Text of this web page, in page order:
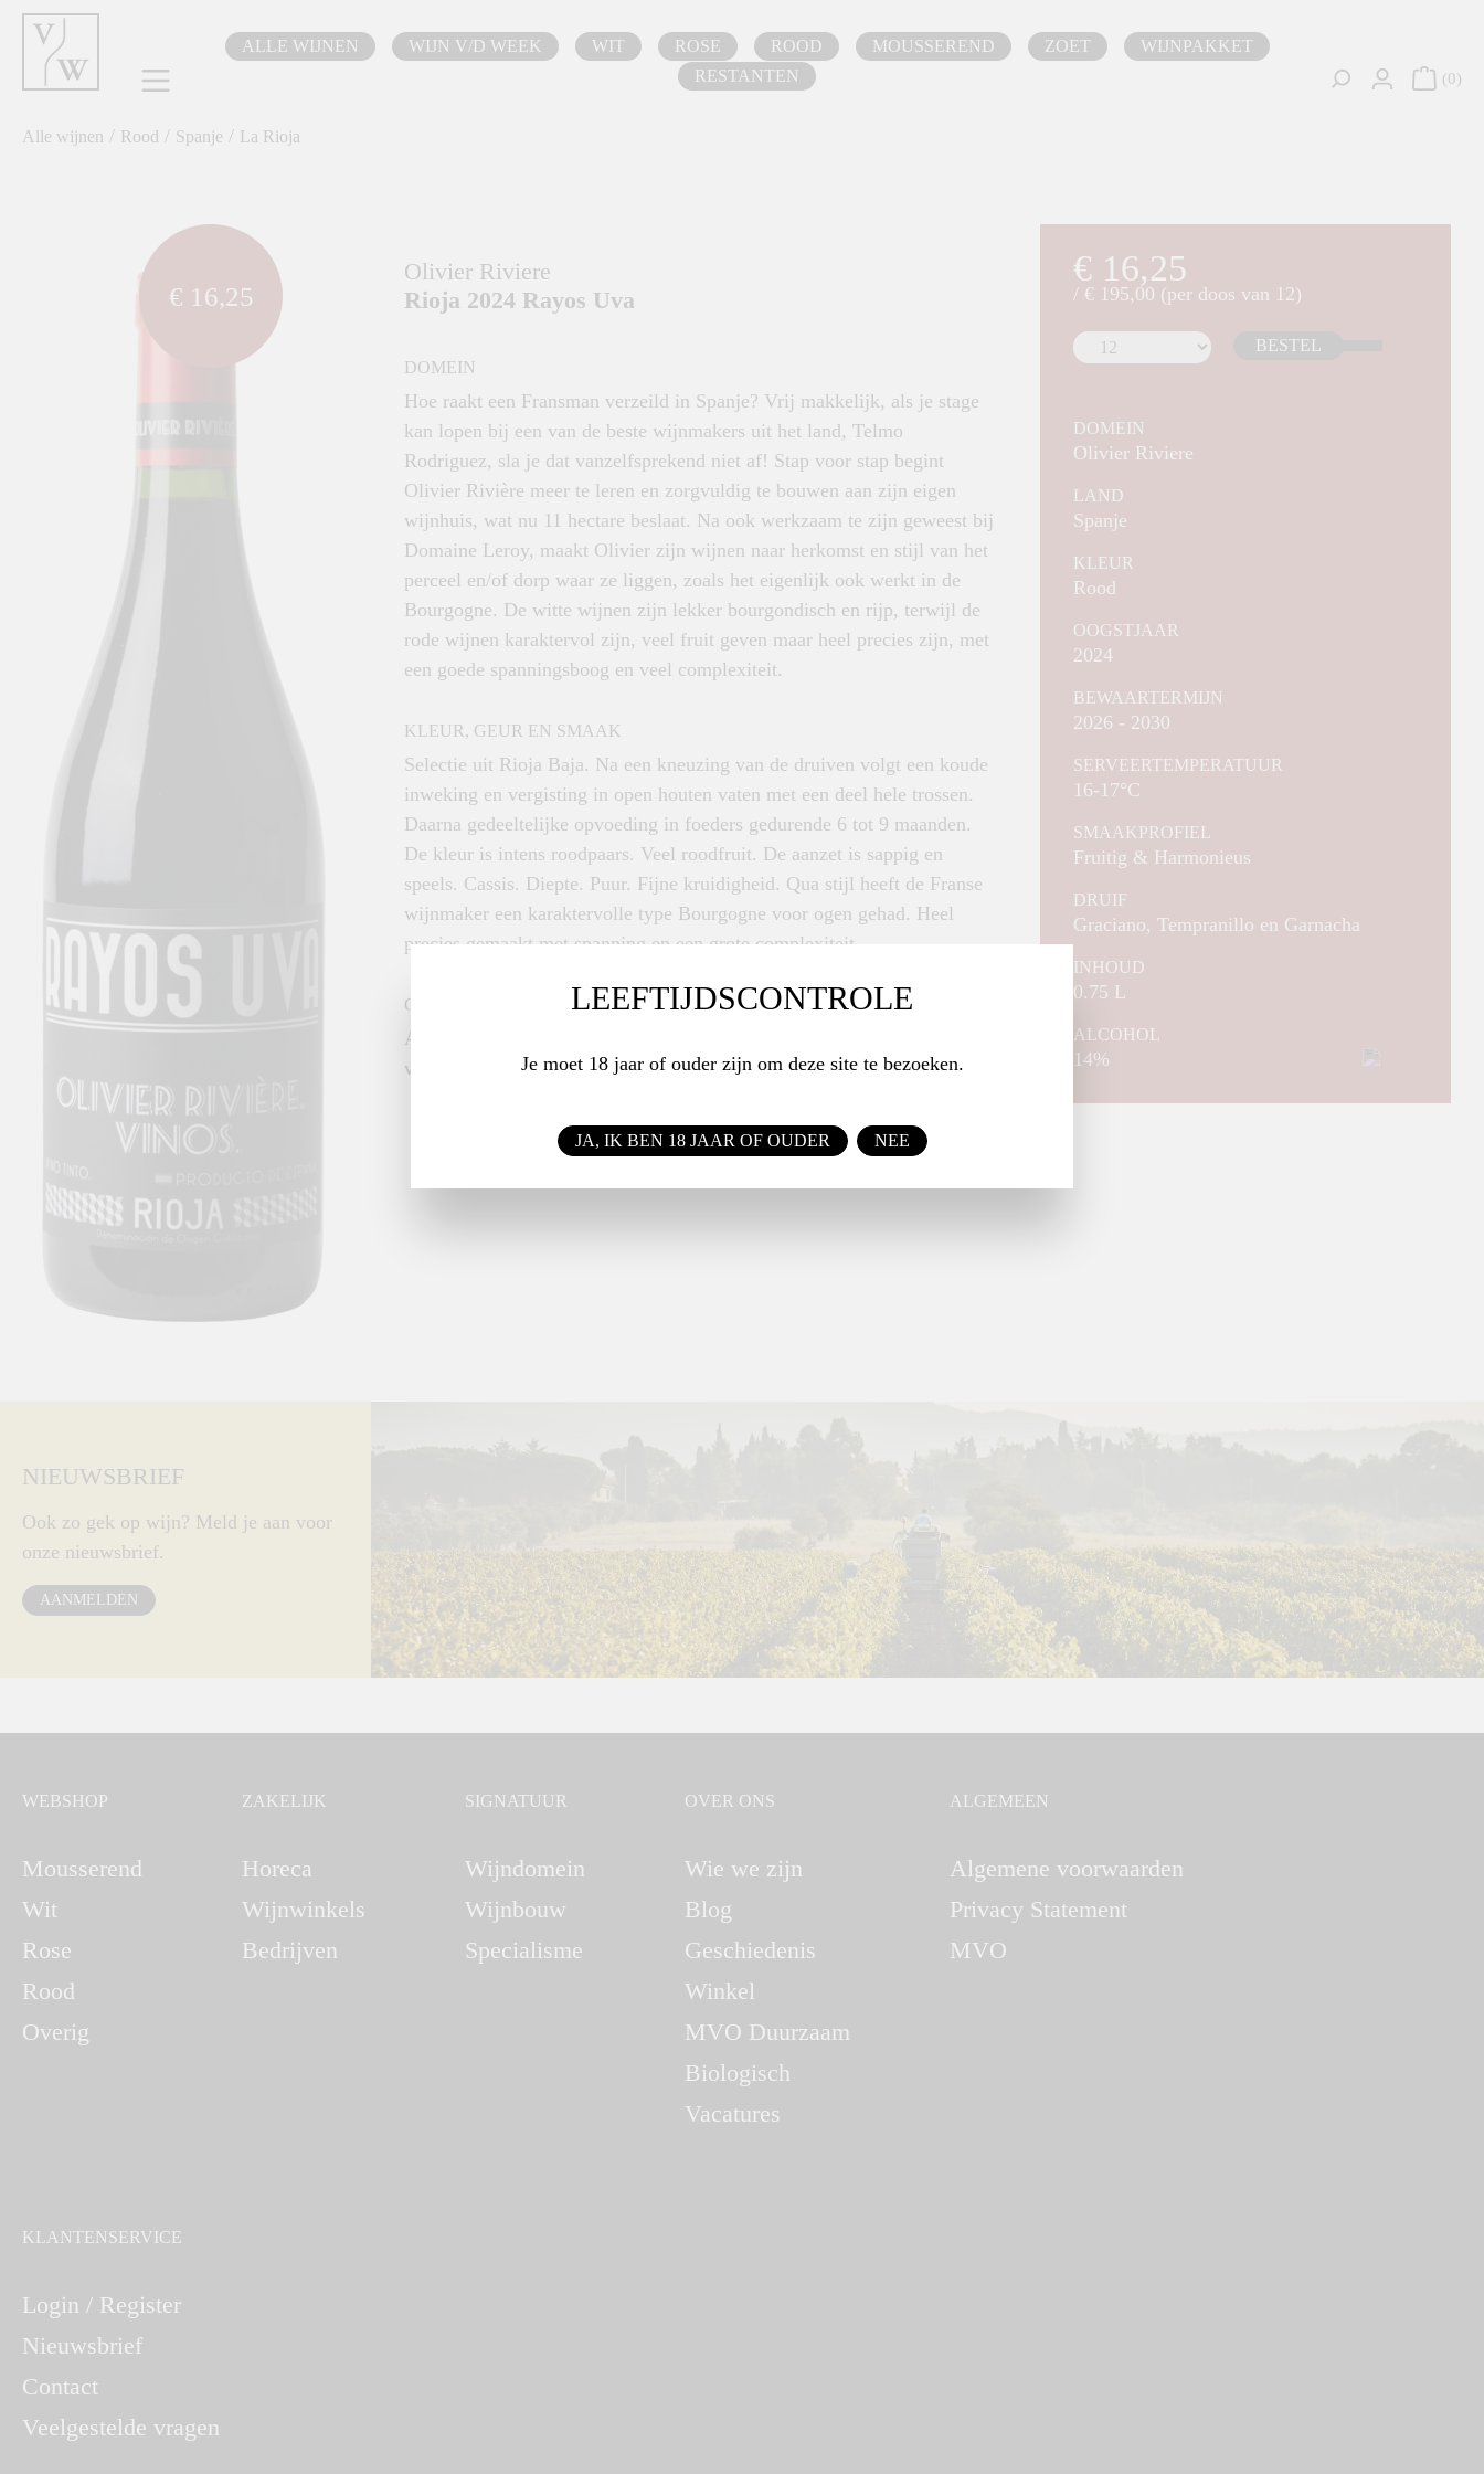
Ga naar de hoofdnavigatie
ALLE WIJNEN WIJN V/D WEEK WIT ROSE ROOD MOUSSEREND ZOET
WIJNPAKKET
RESTANTEN
0
Alle wijnen / Rood / Spanje / La Rioja
€ 16,25
component.cms.imageGallery.skipImageGallery
Olivier Riviere
Rioja 2024 Rayos Uva
DOMEIN
Hoe raakt een Fransman verzeild in Spanje? Vrij makkelijk, als je stage
kan lopen bij een van de beste wijnmakers uit het land, Telmo
Rodriguez, sla je dat vanzelfsprekend niet af! Stap voor stap begint
Olivier Rivière meer te leren en zorgvuldig te bouwen aan zijn eigen
wijnhuis, wat nu 11 hectare beslaat. Na ook werkzaam te zijn geweest bij
Domaine Leroy, maakt Olivier zijn wijnen naar herkomst en stijl van het
perceel en/of dorp waar ze liggen, zoals het eigenlijk ook werkt in de
Bourgogne. De witte wijnen zijn lekker bourgondisch en rijp, terwijl de
rode wijnen karaktervol zijn, veel fruit geven maar heel precies zijn, met
een goede spanningsboog en veel complexiteit.
KLEUR, GEUR EN SMAAK
Selectie uit Rioja Baja. Na een kneuzing van de druiven volgt een koude
inweking en vergisting in open houten vaten met een deel hele trossen.
Daarna gedeeltelijke opvoeding in foeders gedurende 6 tot 9 maanden.
De kleur is intens roodpaars. Veel roodfruit. De aanzet is sappig en
speels. Cassis. Diepte. Puur. Fijne kruidigheid. Qua stijl heeft de Franse
wijnmaker een karaktervolle type Bourgogne voor ogen gehad. Heel
precies gemaakt met spanning en een grote complexiteit.
GASTRONOMIE
Aanbevolen als huis-schenkwijn, apéritief, tapas, salades, pasta's,
vegetarische gerechten en diverse kazen zoals Manchego
€ 16,25
/ € 195,00 (per doos van 12)
BESTEL
DOMEIN
Olivier Riviere
LAND
Spanje
KLEUR
Rood
OOGSTJAAR
2024
BEWAARTERMIJN
2026 - 2030
SERVEERTEMPERATUUR
16-17°C
SMAAKPROFIEL
Fruitig & Harmonieus
DRUIF
Graciano, Tempranillo en Garnacha
INHOUD
0.75 L
ALCOHOL
14%
NIEUWSBRIEF
Ook zo gek op wijn? Meld je aan voor
onze nieuwsbrief.
AANMELDEN
WEBSHOP
Mousserend
Wit
Rose
Rood
Overig
ZAKELIJK
Horeca
Wijnwinkels
Bedrijven
SIGNATUUR
Wijndomein
Wijnbouw
Specialisme
OVER ONS
Wie we zijn
Blog
Geschiedenis
Winkel
MVO Duurzaam
Biologisch
Vacatures
ALGEMEEN
Algemene voorwaarden
Privacy Statement
MVO
KLANTENSERVICE
Login / Register
Nieuwsbrief
Contact
Veelgestelde vragen
LEEFTIJDSCONTROLE
Je moet 18 jaar of ouder zijn om deze site te bezoeken.
JA, IK BEN 18 JAAR OF OUDER NEE